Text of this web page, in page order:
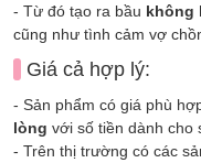
- Từ đó tạo ra bầu không
cũng như tình cảm vợ
Giá cả hợp lý:
- Sản phẩm có giá phù
lòng với số tiền dành cho
- Trên thị trường có các